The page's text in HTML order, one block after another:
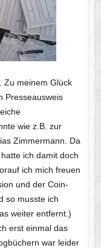
Zu meinem Glück
Presseausweis
wie z.B. zur
Zimmermann. Da
ich damit doch
ich mich freuen
und der Coin-
so musste ich
weiter entfernt.)
erst einmal das
war leider